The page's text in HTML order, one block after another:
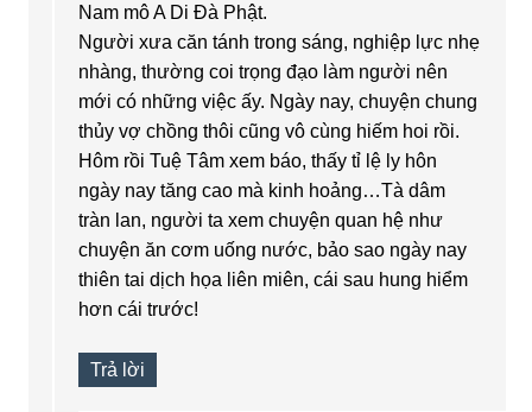
Nam mô A Di Đà Phật.
Người xưa căn tánh trong sáng, nghiệp lực nhẹ
nhàng, thường coi trọng đạo làm người nên
mới có những việc ấy. Ngày nay, chuyện chung
thủy vợ chồng thôi cũng vô cùng hiếm hoi rồi.
Hôm rồi Tuệ Tâm xem báo, thấy tỉ lệ ly hôn
ngày nay tăng cao mà kinh hoảng…Tà dâm
tràn lan, người ta xem chuyện quan hệ như
chuyện ăn cơm uống nước, bảo sao ngày nay
thiên tai dịch họa liên miên, cái sau hung hiểm
hơn cái trước!
Trả lời